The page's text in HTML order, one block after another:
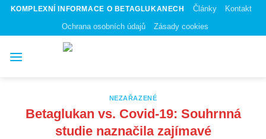
Skip
content
KOMPLEXNÍ INFORMACE O BETAGLUKANECH Články
Kontakt
Ochrana osobních údajů
Zásady cookies
NEZAŘAZENÉ
Betaglukan vs. Covid-19: Souhrnná
studie naznačila zajímavé